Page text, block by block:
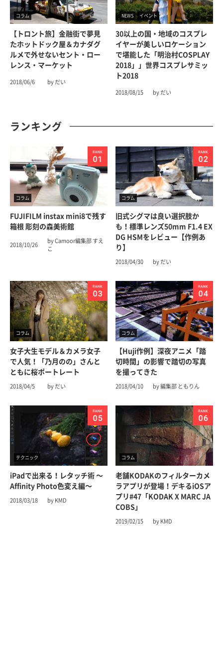
コラム
【トロント旅】金融街で夢見
たホットドック屋＆カナダグ
ルメで外せないセント・ロー
レンス・マーケット
2018/06/6 by だい
NEWS イベント
30以上の国・地域のコスプレ
イヤーが美しいロケーション
で堪能した「明治村COSPLAY
2018」」世界コスプレサミッ
ト2018
2018/08/15 by だい
ランキング
コラム
FUJIFILM instax mini8で残す
箱根 彫刻の森美術館
2018/10/26
by Camoor編集部 すえ
こ
コラム
旧式シグマは良い選択肢か
も！標準レンズ50mm F1.4 EX
DG HSMをレビュー【作例あ
り】
2018/04/30 by だい
コラム
女子大生モデル＆カメラ女子
で人気！「乃月のの」さんと
ともに桜ポートレート
2018/04/5 by だい
コラム
【Huji作例】深夜アニメ「踏
切時間」の影響で踏切の写真
を撮ってきた
2018/04/10 by 編集部 ともりん
テクニック
iPadで出来る！レタッチ術 〜
Affinity Photo色変え編〜
2018/03/18 by KMD
コラム
老舗KODAKのフィルターカメ
ラアプリが登場！デキるiOSア
プリ#47「KODAK X MARC JA
COBS」
2019/02/15 by KMD